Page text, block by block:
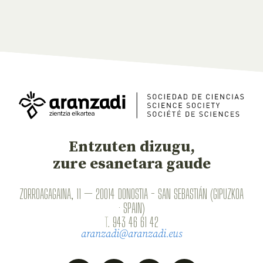
Entzuten dizugu,
zure esanetara gaude
ZORROAGAGAINA, 11 — 20014 DONOSTIA - SAN SEBASTIÁN (GIPUZKOA
· SPAIN)
T. 943 46 61 42
aranzadi@aranzadi.eus